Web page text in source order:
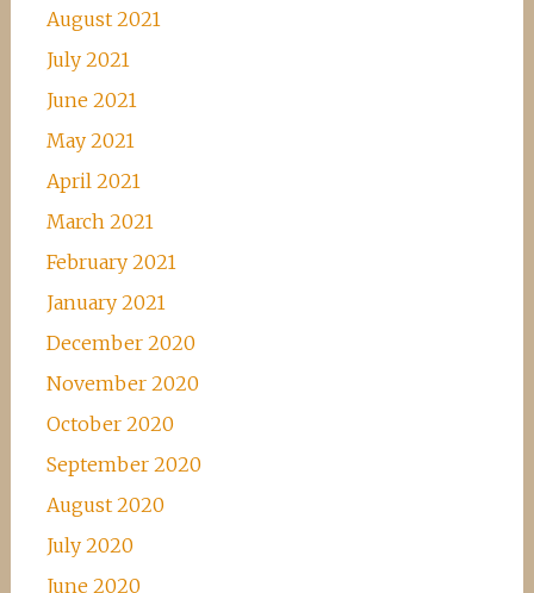
August 2021
July 2021
June 2021
May 2021
April 2021
March 2021
February 2021
January 2021
December 2020
November 2020
October 2020
September 2020
August 2020
July 2020
June 2020